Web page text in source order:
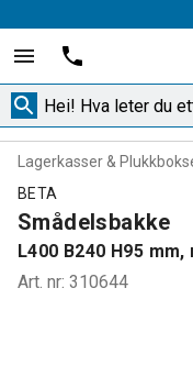
Lagerkasser &
BETA
Smådelsbakke
L400 B240 H95
Art. nr: 310644